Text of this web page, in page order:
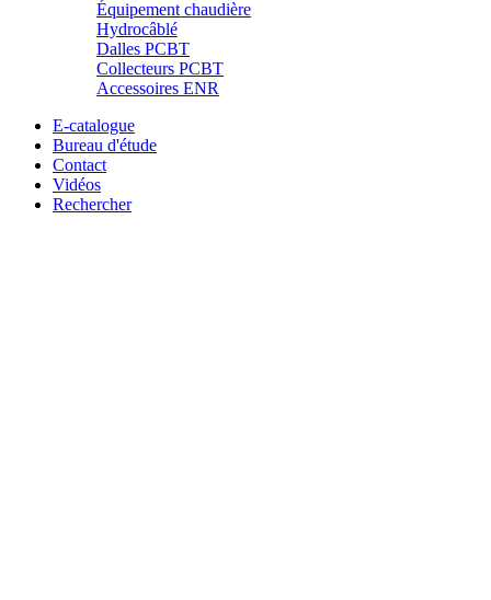
Équipement chaudière
Hydrocâblé
Dalles PCBT
Collecteurs PCBT
Accessoires ENR
E-catalogue
Bureau d'étude
Contact
Vidéos
Rechercher